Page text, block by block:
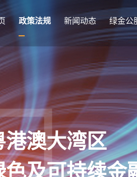
政策法规 新闻动态 绿金公
港澳大湾区
色及可持续金